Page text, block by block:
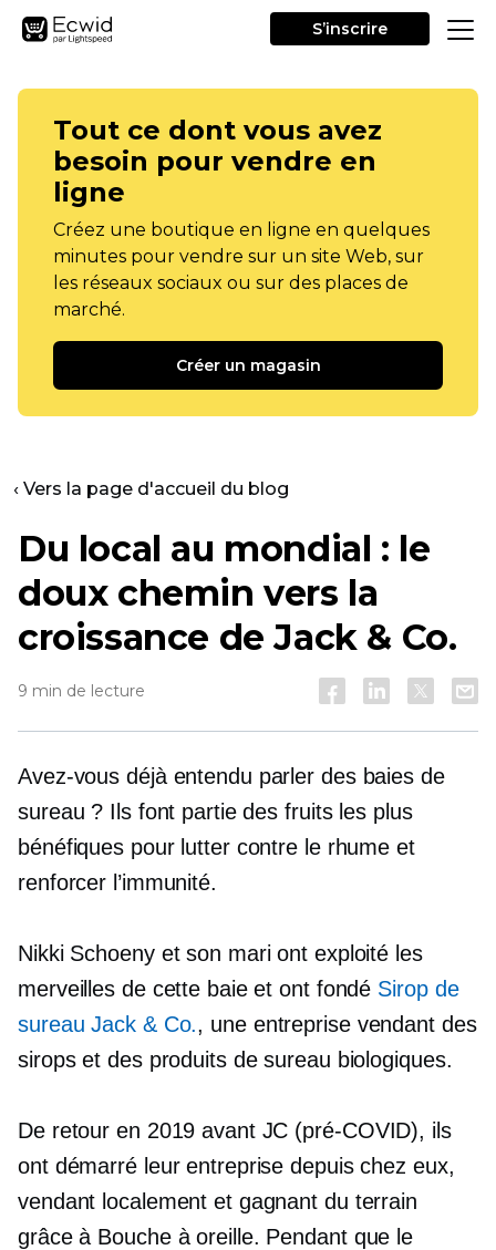
S’inscrire
Tout ce dont vous avez
besoin pour vendre en
ligne
Créez une boutique en ligne en quelques
minutes pour vendre sur un site Web, sur
les réseaux sociaux ou sur des places de
marché.
Créer un magasin
‹ Vers la page d'accueil du blog
Du local au mondial : le
doux chemin vers la
croissance de Jack & Co.
9 min de lecture
Avez-vous déjà entendu parler des baies de
sureau ? Ils font partie des fruits les plus
bénéfiques pour lutter contre le rhume et
renforcer l’immunité.
Nikki Schoeny et son mari ont exploité les
merveilles de cette baie et ont fondé Sirop de
sureau Jack & Co., une entreprise vendant des
sirops et des produits de sureau biologiques.
De retour en 2019 avant JC (pré-COVID), ils
ont démarré leur entreprise depuis chez eux,
vendant localement et gagnant du terrain
grâce à Bouche à oreille. Pendant que le